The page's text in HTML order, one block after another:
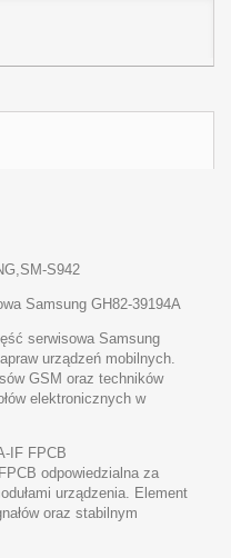
S942
Samsung GH82-39194A
serwisowa Samsung
urządzeń mobilnych.
GSM oraz techników
elektronicznych w
IF FPCB
odpowiedzialna za
urządzenia. Element
oraz stabilnym